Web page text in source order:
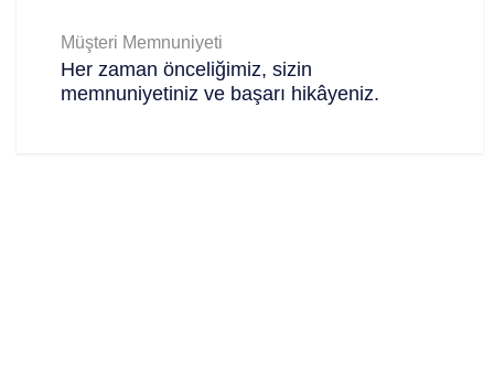
Müşteri Memnuniyeti
Her zaman önceliğimiz, sizin
memnuniyetiniz ve başarı hikâyeniz.